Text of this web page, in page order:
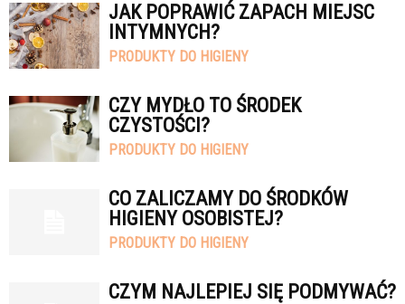
JAK POPRAWIĆ ZAPACH MIEJSC
INTYMNYCH?
PRODUKTY DO HIGIENY
CZY MYDŁO TO ŚRODEK
CZYSTOŚCI?
PRODUKTY DO HIGIENY
CO ZALICZAMY DO ŚRODKÓW
HIGIENY OSOBISTEJ?
PRODUKTY DO HIGIENY
CZYM NAJLEPIEJ SIĘ PODMYWAĆ?